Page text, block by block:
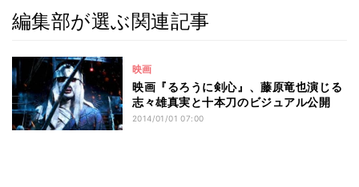
編集部が選ぶ関連記事
映画
映画『るろうに剣心』、藤原竜也演じる
志々雄真実と十本刀のビジュアル公開
2014/01/01 07:00